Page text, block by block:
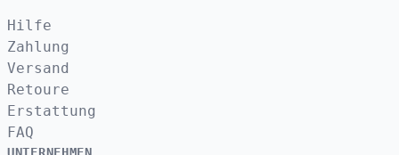
Hilfe
Zahlung
Versand
Retoure
Erstattung
FAQ